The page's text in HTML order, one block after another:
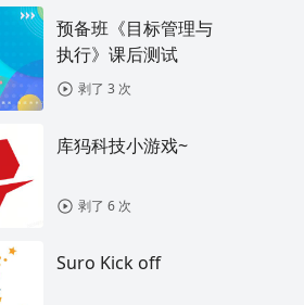
预备班《目标管理与
执行》课后测试
剥了 3 次
库犸科技小游戏~
剥了 6 次
Suro Kick off